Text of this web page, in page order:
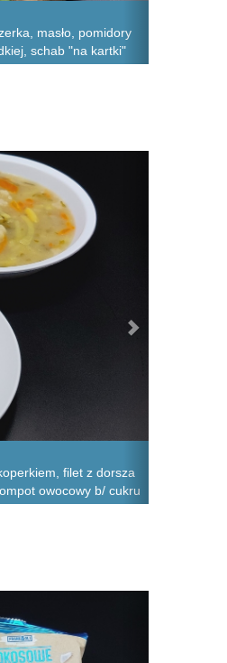
masło, pomidory
schab "na kartki"
filet z dorsza
owocowy b/ cukru